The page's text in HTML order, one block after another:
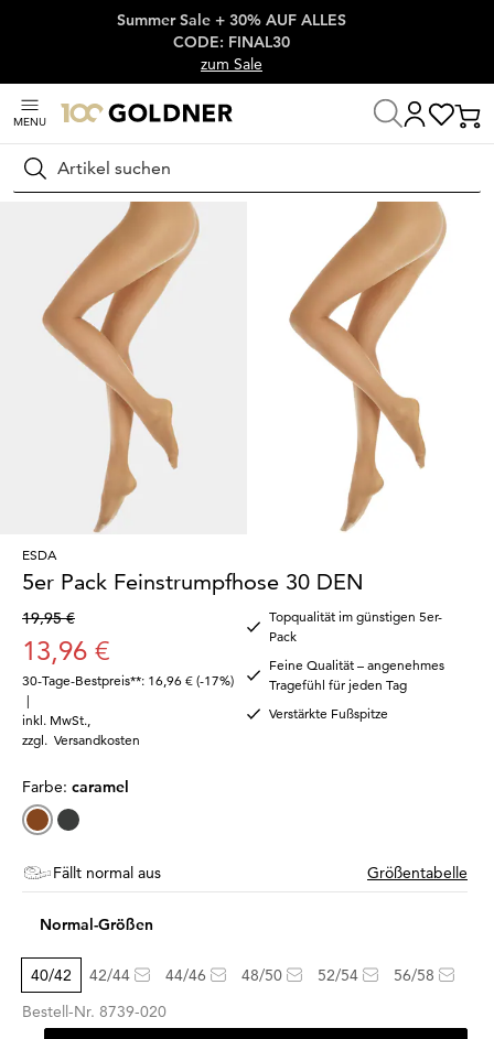
Überspringe Navigation, direkt zum Content
Summer Sale + 30% AUF ALLES
CODE: FINAL30
zum Sale
MENU
Suchen
Startseite Wäsche & Bademode
ESDA
5er Pack Feinstrumpfhose 30 DEN
19,95 €
13,96 €
30-Tage-Bestpreis**: 16,96 € (-17%)
|
inkl. MwSt.
zzgl. Versandkosten
Topqualität im günstigen 5er-
Pack
Feine Qualität – angenehmes
Tragefühl für jeden Tag
Verstärkte Fußspitze
Farbe: caramel
Fällt normal aus Größentabelle
Normal-Größen
40/42 42/44 44/46 48/50 52/54
56/58
Bestell-Nr. 8739-020